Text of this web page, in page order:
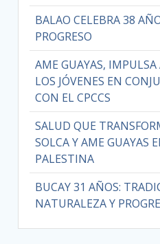
BALAO CELEBRA 38
PROGRESO
AME GUAYAS, IMPULSA
LOS JÓVENES EN
CON EL CPCCS
SALUD QUE
SOLCA Y AME GUAYAS
PALESTINA
BUCAY 31 AÑOS:
NATURALEZA Y